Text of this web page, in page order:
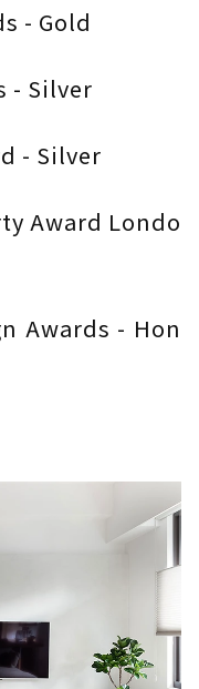
- Gold
- Silver
- Silver
Award Londo
Awards - Hon